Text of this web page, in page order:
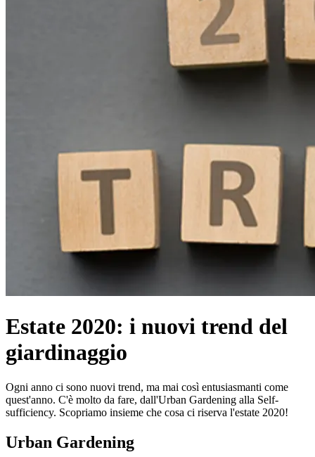
Estate 2020: i nuovi trend del
giardinaggio
Ogni anno ci sono nuovi trend, ma mai così entusiasmanti come
quest'anno. C'è molto da fare, dall'Urban Gardening alla Self-
sufficiency. Scopriamo insieme che cosa ci riserva l'estate 2020!
Urban Gardening